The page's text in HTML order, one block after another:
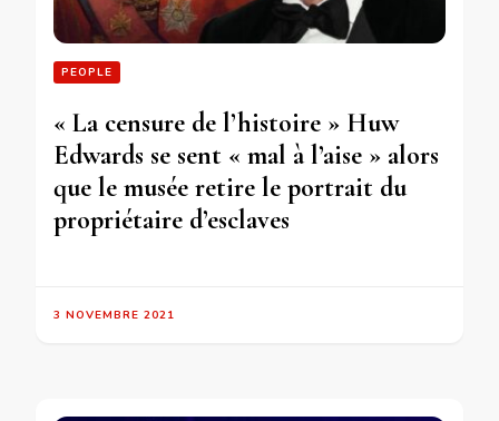
PEOPLE
« La censure de l’histoire » Huw
Edwards se sent « mal à l’aise » alors
que le musée retire le portrait du
propriétaire d’esclaves
3 NOVEMBRE 2021